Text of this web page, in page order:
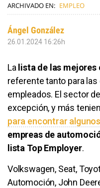
ARCHIVADO EN: EMPLEO
Ángel González
26.01.2024 16:26h
La lista de las mejores
referente tanto para
empleados. El sector
excepción, y más
para encontrar
empreas de
lista Top Employer.
Volkswagen, Seat,
Automoción, John